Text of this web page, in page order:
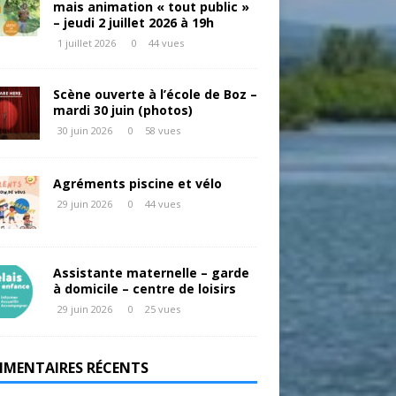
mais animation « tout public »
– jeudi 2 juillet 2026 à 19h
1 juillet 2026 0 44 vues
Scène ouverte à l’école de Boz –
mardi 30 juin (photos)
30 juin 2026 0 58 vues
Agréments piscine et vélo
29 juin 2026 0 44 vues
Assistante maternelle – garde
à domicile – centre de loisirs
29 juin 2026 0 25 vues
RÉCENTS